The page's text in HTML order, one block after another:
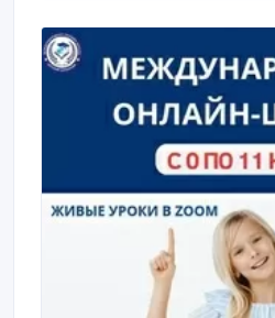
сохранения денежных средств.